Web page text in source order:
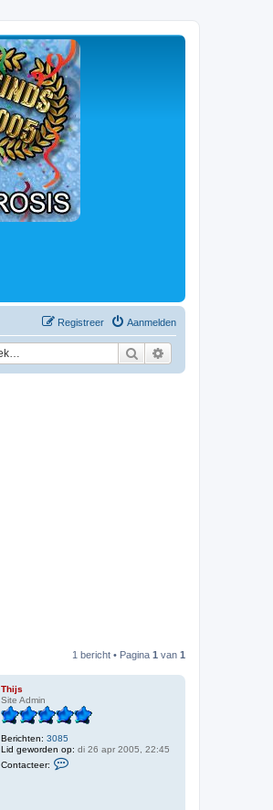
Aanmelden
Registreer
Zoek
1 bericht • Pagina 1 van 1
Thijs
Site Admin
Berichten: 3085
Lid geworden op: di 26 apr 2005, 22:45
Contacteer: